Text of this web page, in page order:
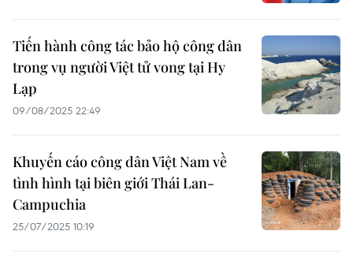
Tiến hành công tác bảo hộ công dân
trong vụ người Việt tử vong tại Hy
Lạp
09/08/2025 22:49
Khuyến cáo công dân Việt Nam về
tình hình tại biên giới Thái Lan-
Campuchia
25/07/2025 10:19